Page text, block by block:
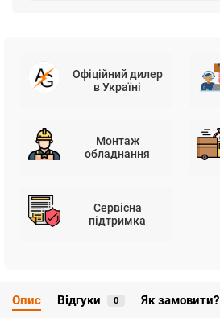
Офіційний дилер
в Україні
Монтаж
обладнання
Сервісна
підтримка
Опис Відгуки 0 Як замовити?